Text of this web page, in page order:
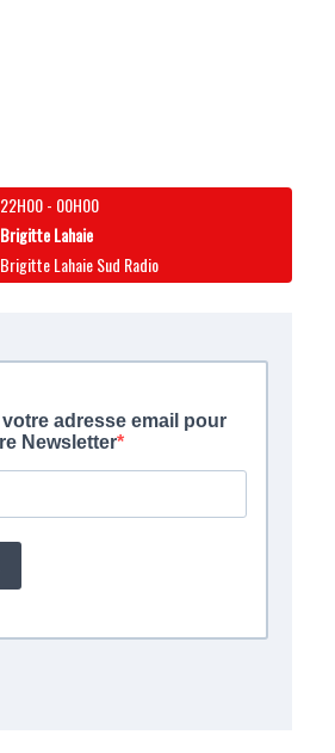
22H00- 00H00
Brigitte Lahaie
Brigitte Lahaie Sud Radio